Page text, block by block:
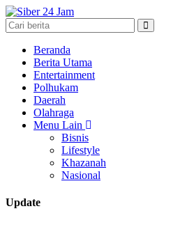
Beranda
Berita Utama
Entertainment
Polhukam
Daerah
Olahraga
Menu Lain
Bisnis
Lifestyle
Khazanah
Nasional
Update